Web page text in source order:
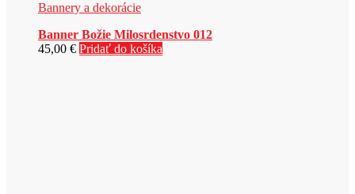
Bannery a dekorácie
Banner Božie Milosrdenstvo 012
45,00 € Pridať do košíka